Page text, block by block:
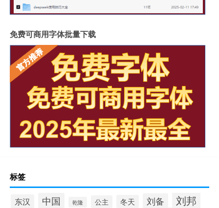
免费可商用字体批量下载
标签
东汉 中国 乾隆 公主 冬天 刘备 刘邦